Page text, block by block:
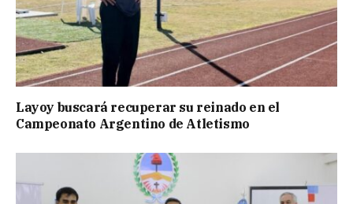
Layoy buscará recuperar su reinado en el
Campeonato Argentino de Atletismo